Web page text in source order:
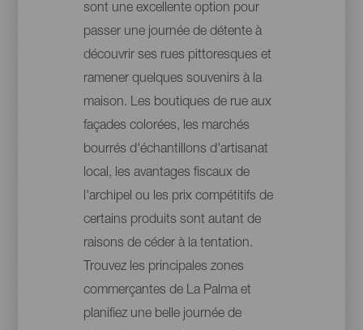
sont une excellente option pour
passer une journée de détente à
découvrir ses rues pittoresques et
ramener quelques souvenirs à la
maison. Les boutiques de rue aux
façades colorées, les marchés
bourrés d'échantillons d'artisanat
local, les avantages fiscaux de
l'archipel ou les prix compétitifs de
certains produits sont autant de
raisons de céder à la tentation.
Trouvez les principales zones
commerçantes de La Palma et
planifiez une belle journée de